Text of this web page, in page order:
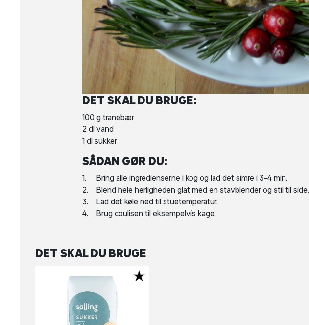
DET SKAL DU BRUGE:
100 g tranebær
2 dl vand
1 dl sukker
SÅDAN GØR DU:
Bring alle ingredienserne i kog og lad det simre i 3-4 min.
Blend hele herligheden glat med en stavblender og stil til side.
Lad det køle ned til stuetemperatur.
Brug coulisen til eksempelvis kage.
DET SKAL DU BRUGE